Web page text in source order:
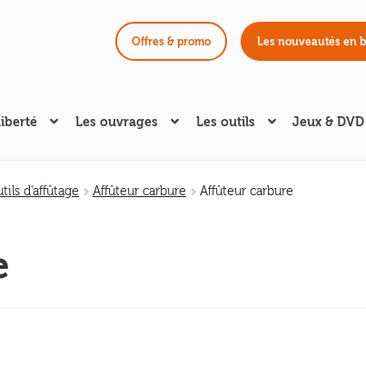
Offres & promo Les nouveautés en
Les ouvrages Les outils Jeux & DVD
d'affûtage Affûteur carbure Affûteur carbure